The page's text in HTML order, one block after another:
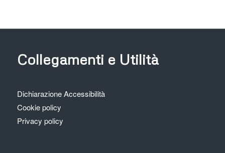
Collegamenti e Utilità
Dichiarazione Accessibilità
Cookie policy
Privacy policy